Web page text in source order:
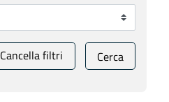
Cancella filtri Cerca